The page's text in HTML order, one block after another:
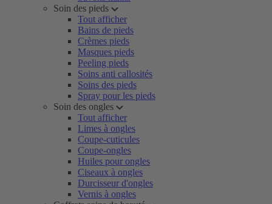
Soin des pieds
Tout afficher
Bains de pieds
Crèmes pieds
Masques pieds
Peeling pieds
Soins anti callosités
Soins des pieds
Spray pour les pieds
Soin des ongles
Tout afficher
Limes à ongles
Coupe-cuticules
Coupe-ongles
Huiles pour ongles
Ciseaux à ongles
Durcisseur d'ongles
Vernis à ongles